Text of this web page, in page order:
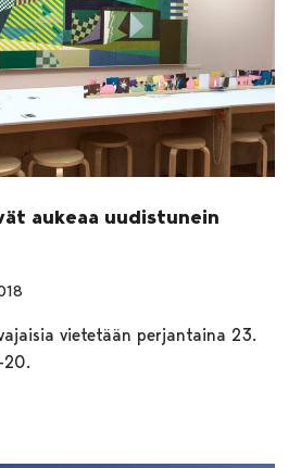
aukeaa uudistunein
vietetään perjantaina 23.
20.